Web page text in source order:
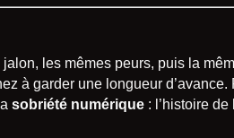
les mêmes peurs, puis la
à garder une longueur
sobriété numérique : l’histoire